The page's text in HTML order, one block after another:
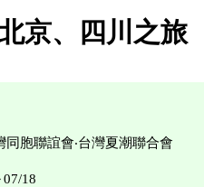
京、四川之旅
同胞聯誼會‧台灣夏潮聯合會
07/18